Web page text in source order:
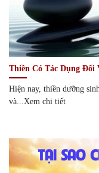
Thiền Có Tác Dụng Đối
Hiện nay, thiền dưỡng
và...Xem chi tiết